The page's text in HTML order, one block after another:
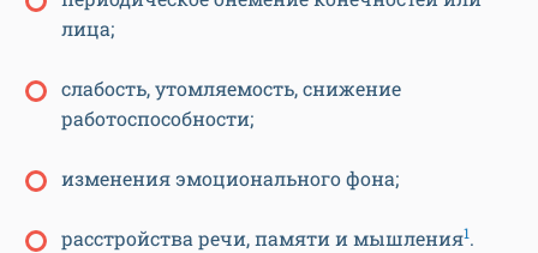
лица;
слабость, утомляемость, снижение
работоспособности;
изменения эмоционального фона;
расстройства речи, памяти и мышления1.